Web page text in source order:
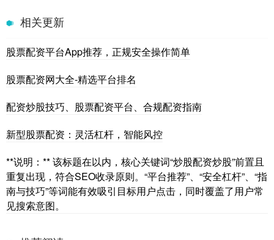
相关更新
股票配资平台App推荐，正规安全操作简单
股票配资网大全-精选平台排名
配资炒股技巧、股票配资平台、合规配资指南
新型股票配资：灵活杠杆，智能风控
**说明：** 该标题在以内，核心关键词“炒股配资炒股”前置且
重复出现，符合SEO收录原则。“平台推荐”、“安全杠杆”、“指
南与技巧”等词能有效吸引目标用户点击，同时覆盖了用户常
见搜索意图。